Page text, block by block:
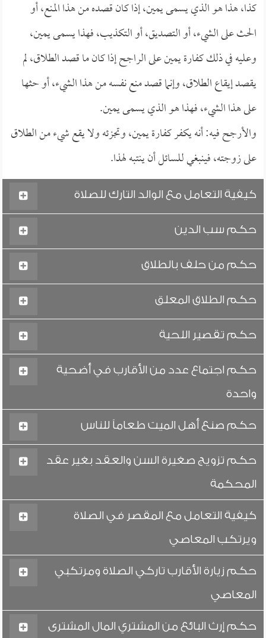
كذا، هذا هو الذي يسمى يمين، إذا كان قصده من هذا المنع، أو
الحث على الشيء، أو التصديق، أو التكذيب، فهذا يسمى يمين،
وعليه في ذلك كفارة يمين على الراجح إذا كان ما قصد الطلاق، لم
يقصد إيقاع الطلاق، وإنما قصد منع نفسه من هذا الشيء، أو حثها
على هذا الشيء، فهذا هو الذي يسمى يمين.
والأرجح فيه: أنه يكفر كفارة يمين، وتجزئه ولا يقع شيء من الطلاق
على زوجته، فينبغي للسائل أن ينتبه لهذا.
كيفية التعامل مع الوالد التارك للصلاة
حكم سب الدين
حكم من حلف بالطلاق
حكم الطلاق المعلق
حكم تقصير اللحية
حكم اجتماع عدد من الأقارب في أضحية
واحدة
حكم صنع أهل الميت طعاماً للناس
حكم تزويج صغيرة السن والعقد بغير عقد
المحكمة
كيفية التعامل مع المقصر في الصلاة
ويرتكب المعاصي
حكم زيارة الأقارب تاركي الصلاة ومرتكبي
المعاصي
حكم إرث البائع من المشتري المال المشترى